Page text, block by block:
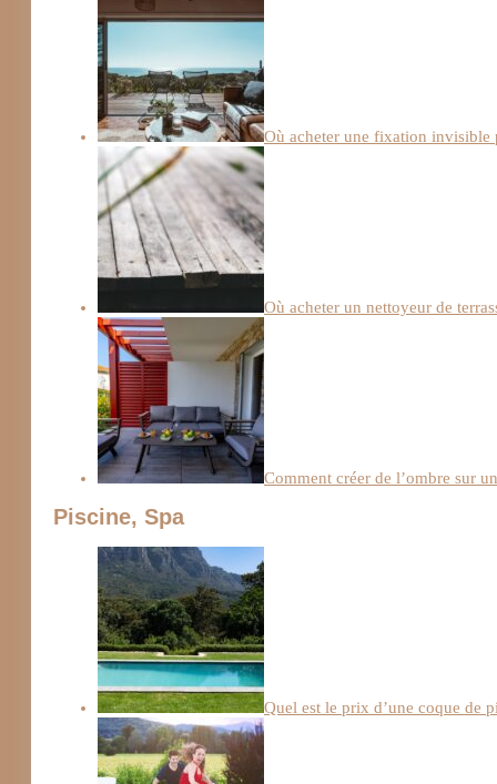
Où acheter une fixation invisible
Où acheter un nettoyeur de
Comment créer de l’ombre sur
Piscine, Spa
Quel est le prix d’une coque de